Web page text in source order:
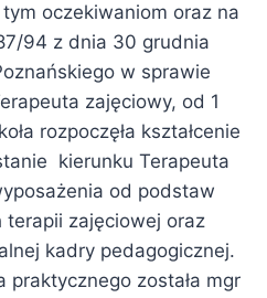
oczekiwaniom oraz na
94 z dnia 30 grudnia
w sprawie
zajęciowy, od 1
rozpoczęła kształcenie
kierunku Terapeuta
od podstaw
zajęciowej oraz
kadry pedagogicznej.
praktycznego została mgr